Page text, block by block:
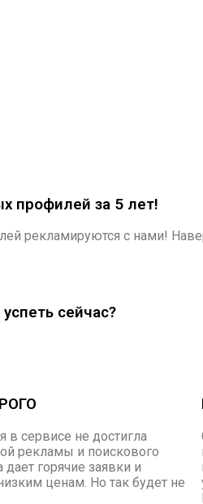
профилей за 5 лет!
рекламируются с нами!
сейчас?
в сервисе не достигла
рекламы и поискового
горячие заявки и
ценам. Но так будет не